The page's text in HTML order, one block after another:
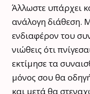
Άλλωστε υπάρχει
ανάλογη διάθεση.
ενδιαφέρον του
νιώθεις ότι
εκτίμησε τα
μόνος σου θα
και μετά θα